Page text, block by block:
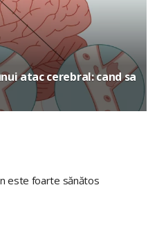
atac cerebral: cand sa
este foarte sănătos